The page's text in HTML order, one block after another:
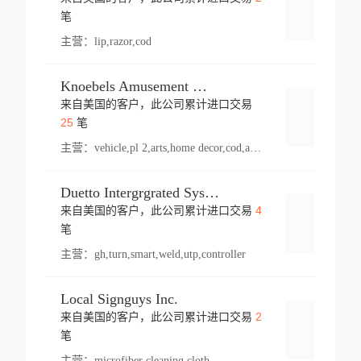
笔
主营： lip,razor,cod
Knoebels Amusement Resort
来自美国的客户，此公司累计进口交易
25笔
主营： vehicle,pl 2,arts,home decor,cod,amusement ride,sea
Duetto Intergrgrated Systems Inc.
来自美国的客户，此公司累计进口交易 4
笔
主营： gh,turn,smart,weld,utp,controller
Local Signguys Inc.
来自美国的客户，此公司累计进口交易 2
笔